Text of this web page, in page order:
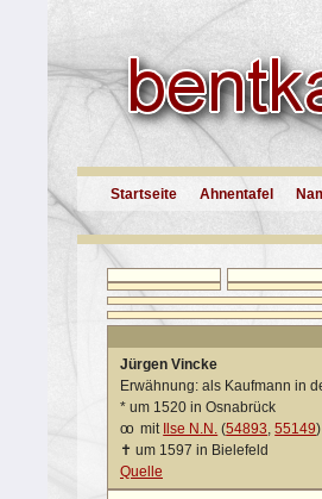
Startseite Ahnentafel
Jürgen Vincke
Erwähnung: als Kaufmann in
* um 1520 in Osnabrück
oo mit Ilse N.N. (54893,55149)
✝ um 1597 in Bielefeld
Quelle